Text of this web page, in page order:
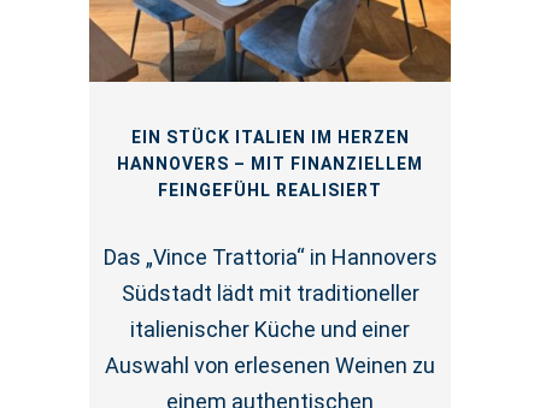
EIN STÜCK ITALIEN IM HERZEN
HANNOVERS – MIT FINANZIELLEM
FEINGEFÜHL REALISIERT
Das „Vince Trattoria“ in Hannovers
Südstadt lädt mit traditioneller
italienischer Küche und einer
Auswahl von erlesenen Weinen zu
einem authentischen